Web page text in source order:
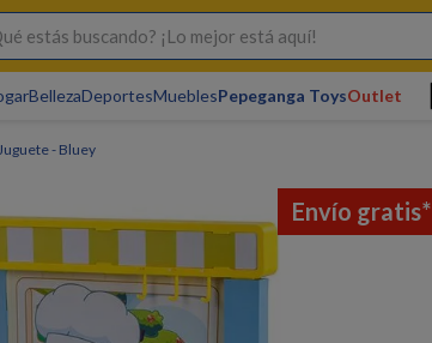
buscando? ¡Lo mejor está aquí!
BellezaDeportesMueblesPepeganga ToysOutlet
- Bluey
Envío gratis*